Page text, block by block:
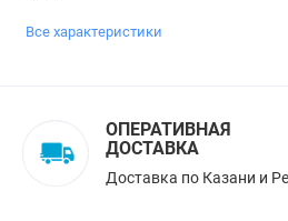
Все характеристики
ОПЕРАТИВНАЯ
ДОСТАВКА
Доставка по Казани и